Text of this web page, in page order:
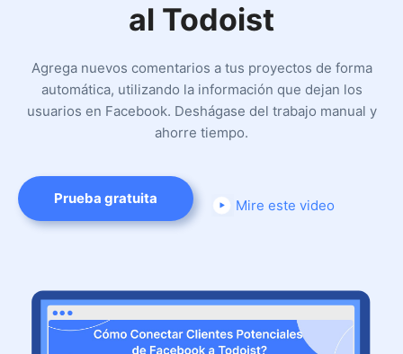
al Todoist
Agrega nuevos comentarios a tus proyectos de forma
automática, utilizando la información que dejan los
usuarios en Facebook. Deshágase del trabajo manual y
ahorre tiempo.
Prueba gratuita Mire este video